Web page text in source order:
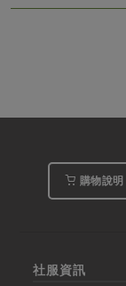
購物說明
社服資訊